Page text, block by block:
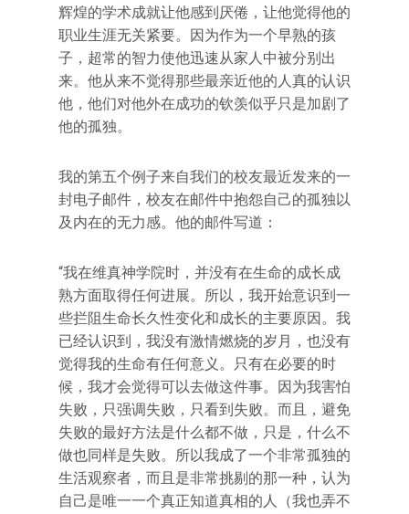
辉煌的学术成就让他感到厌倦，让他觉得他的
职业生涯无关紧要。因为作为一个早熟的孩
子，超常的智力使他迅速从家人中被分别出
来。他从来不觉得那些最亲近他的人真的认识
他，他们对他外在成功的钦羡似乎只是加剧了
他的孤独。
我的第五个例子来自我们的校友最近发来的一
封电子邮件，校友在邮件中抱怨自己的孤独以
及内在的无力感。他的邮件写道：
“我在维真神学院时，并没有在生命的成长成
熟方面取得任何进展。所以，我开始意识到一
些拦阻生命长久性变化和成长的主要原因。我
已经认识到，我没有激情燃烧的岁月，也没有
觉得我的生命有任何意义。只有在必要的时
候，我才会觉得可以去做这件事。因为我害怕
失败，只强调失败，只看到失败。而且，避免
失败的最好方法是什么都不做，只是，什么不
做也同样是失败。所以我成了一个非常孤独的
生活观察者，而且是非常挑剔的那一种，认为
自己是唯一一个真正知道真相的人（我也弄不